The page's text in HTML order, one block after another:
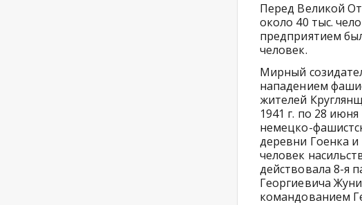
Перед Великой
около 40 тыс.
предприятием
человек.
Мирный
нападением
жителей
1941 г. по 28
немецко-
деревни Гоенка и
человек
действовала 8-я
Георгиевича
командованием